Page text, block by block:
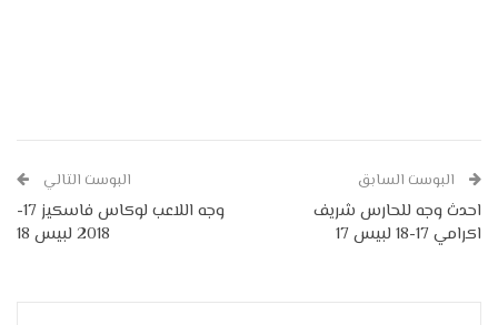
البوست السابق
احدث وجه للحارس شريف
اكرامي 17-18 لبيس 17
البوست التالي
وجه اللاعب لوكاس فاسكيز 17-
2018 لبيس 18